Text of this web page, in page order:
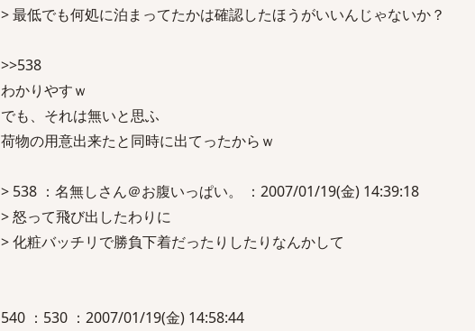
> 最低でも何処に泊まってたかは確認したほうがいいんじゃないか？
>>538
わかりやすｗ
でも、それは無いと思ふ
荷物の用意出来たと同時に出てったからｗ
> 538 ：名無しさん＠お腹いっぱい。 ：2007/01/19(金) 14:39:18
> 怒って飛び出したわりに
> 化粧バッチリで勝負下着だったりしたりなんかして
540 ：530 ：2007/01/19(金) 14:58:44